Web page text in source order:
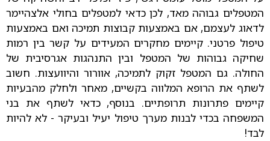
המטפלים גבוהה מאד, לכן כדאי למטפלים בחולי אלצהיימר
לדאוג לעצמם, אם באמצעות קבוצות תמיכה ואם באמצעות
טיפול פרטני. קיימים מחקרים המעידים על קשר בין רמות
שחיקה גבוהות של המטפל ובין התנהגות אגרסיבית של
החולה. גם המטפל זקוק לתמיכה, אוורור והיוועצות. חשוב
לשתף את הרופא המלווה בקשיים, מאחר ולחלק מהבעיות
קיימים פתרונות תרופתיים. בנוסף, כדאי לשתף את בני
המשפחה בכדי לבנות מערך טיפול יעיל ובעיקר - לא להיות
לבד!